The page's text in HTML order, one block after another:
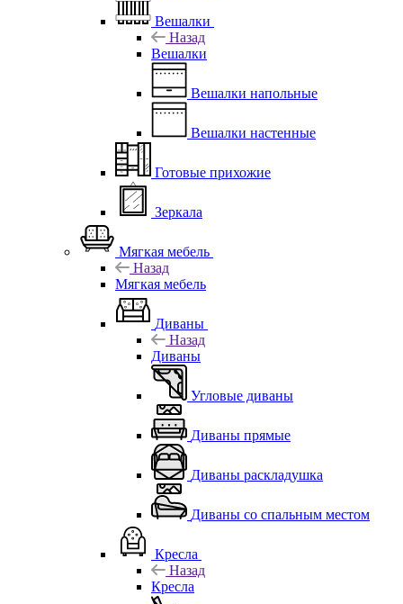
Вешалки
Назад
Вешалки
Вешалки напольные
Вешалки настенные
Готовые прихожие
Зеркала
Мягкая мебель
Назад
Мягкая мебель
Диваны
Назад
Диваны
Угловые диваны
Диваны прямые
Диваны раскладушка
Диваны со спальным местом
Кресла
Назад
Кресла